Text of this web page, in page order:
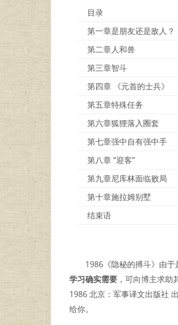
目录
第一章是朋友还是敌人？
第二章人和兽
第三章智斗
第四章 《元首的士兵》
第五章特殊任务
第六章狐狸落入圈套
第七章强中自有强中手
第八章 “迎客”
第九章尼库林面临败局
第十章施拉姆别墅
结束语
1986《隐秘的搏斗》由于
学习确实需要 ，可向博主求
1986 北京：军事译文出版社
给你。